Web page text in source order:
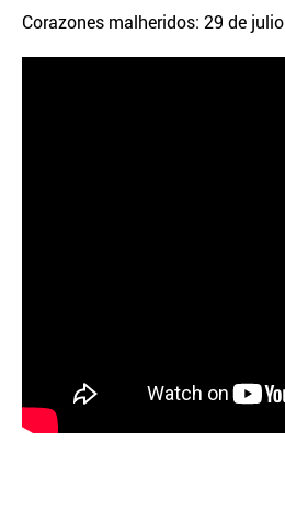
Corazones malheridos: 29 de julio